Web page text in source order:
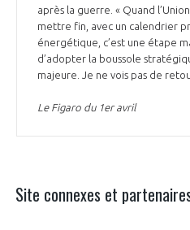
après la guerre. « Quand
mettre fin, avec un calendrier
énergétique, c’est une étape
d’adopter la boussole
majeure. Je ne vois pas de
Le Figaro du 1er avril
Site connexes et